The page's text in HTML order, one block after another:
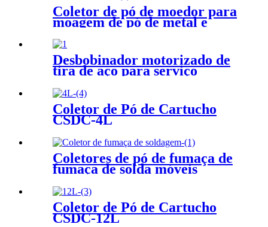
Coletor de pó de moedor para
moagem de pó de metal e
plataforma de remoção de pó
Desbobinador motorizado de
tira de aço para serviço
Coletor de Pó de Cartucho
CSDC-4L
Coletores de pó de fumaça de
fumaça de solda móveis
Coletor de Pó de Cartucho
CSDC-12L